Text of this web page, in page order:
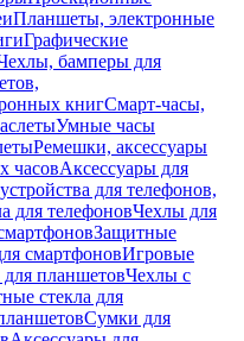
Планшеты, электронные
Графические
бамперы для
книгСмарт-часы,
Умные часы
Ремешки, аксессуары
часовАксессуары для
для телефонов,
для телефоновЧехлы для
Защитные
смартфоновИгровые
планшетовЧехлы с
стекла для
Сумки для